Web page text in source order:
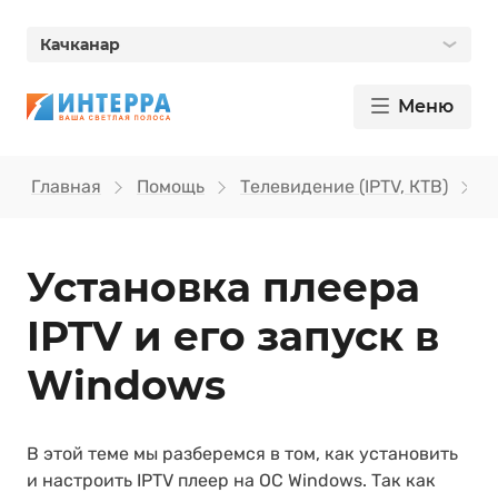
Качканар
Меню
Главная Помощь Телевидение (IPTV, КТВ)
Установка плеера
IPTV и его запуск в
Windows
В этой теме мы разберемся в том, как установить
и настроить IPTV плеер на ОС Windows. Так как